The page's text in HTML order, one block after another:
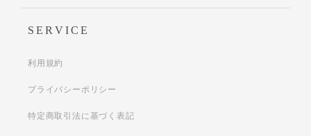
SERVICE
利用規約
プライバシーポリシー
特定商取引法に基づく表記